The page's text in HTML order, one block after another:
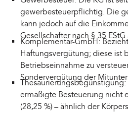
gewerbesteuerpflichtig. Die
kann jedoch auf die
Gesellschafter nach § 35
Komplementär-GmbH:
Haftungsvergütung; diese ist
Betriebseinnahme zu
Sondervergütung der
Thesaurierungsbegünstigung:
ermäßigte Besteuerung nicht
(28,25 %) – ähnlich der